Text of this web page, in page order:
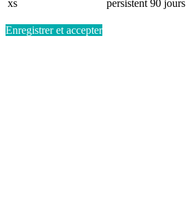
xs persistent 90 jours
Enregistrer et accepter